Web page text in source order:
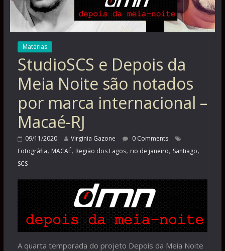
Matérias
StudioSCS e Depois da
Meia Noite são notados
por marca internacional –
Macaé-RJ
09/11/2020 Virginia Gazone
0 Comments
Fotográfia, MACAÉ, Região dos Lagos, rio de janeiro, Santiago,
SCS
A quarta temporada do projeto Depois da Meia Noite